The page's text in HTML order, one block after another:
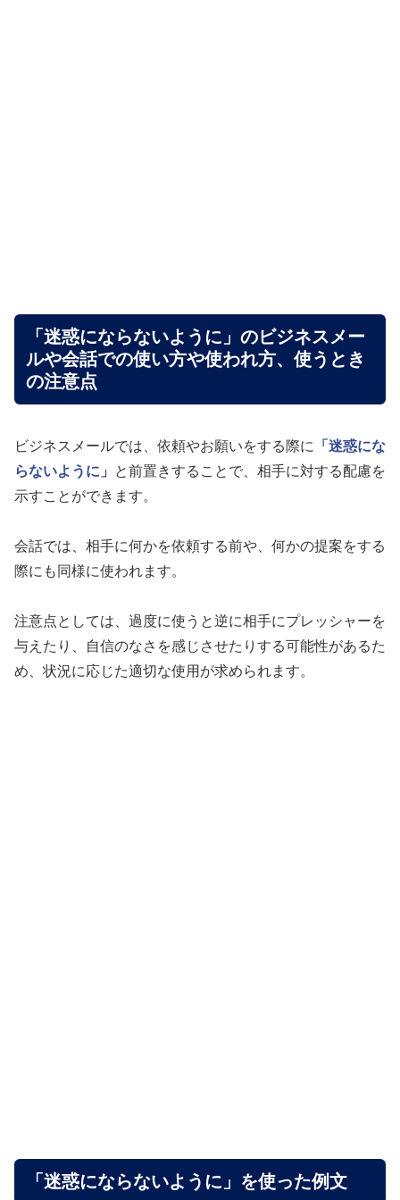
「迷惑にならないように」のビジネスメー
ルや会話での使い方や使われ方、使うとき
の注意点
ビジネスメールでは、依頼やお願いをする際に
「迷惑にな
らないように」
と前置きすることで、相手に対する配慮を
示すことができます。
会話では、相手に何かを依頼する前や、何かの提案をする
際にも同様に使われます。
注意点としては、過度に使うと逆に相手にプレッシャーを
与えたり、自信のなさを感じさせたりする可能性があるた
め、状況に応じた適切な使用が求められます。
「迷惑にならないように」を使った例文